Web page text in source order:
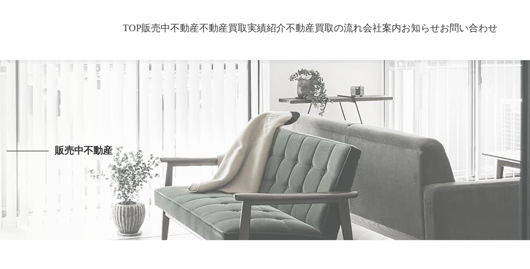
TOP販売中不動産不動産買取実績紹介不動産買取の流れ会社案内お知らせお問い合わせ
販売中不動産